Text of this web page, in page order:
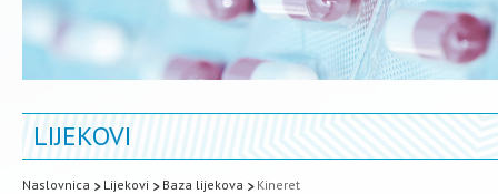
LIJEKOVI
Naslovnica Lijekovi Baza lijekova Kineret